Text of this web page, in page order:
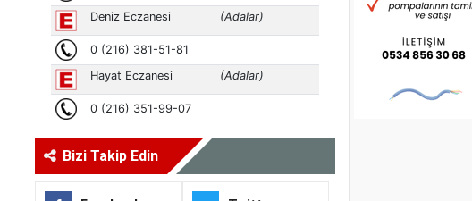
Bizi Takip Edin